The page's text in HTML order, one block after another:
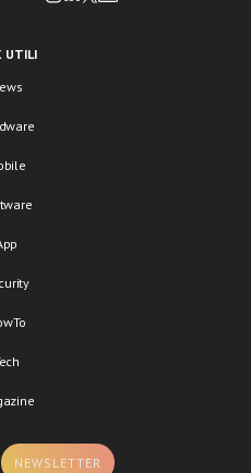
UTILI
NEWSLETTER